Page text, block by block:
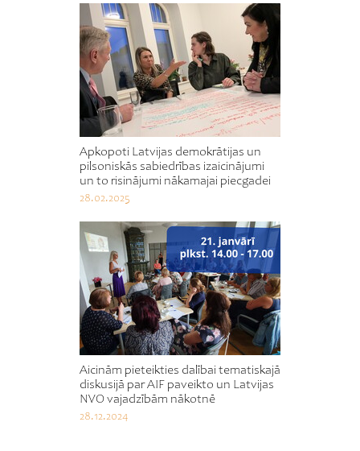
Apkopoti Latvijas demokrātijas un
pilsoniskās sabiedrības izaicinājumi
un to risinājumi nākamajai piecgadei
28.02.2025
Aicinām pieteikties dalībai tematiskajā
diskusijā par AIF paveikto un Latvijas
NVO vajadzībām nākotnē
28.12.2024